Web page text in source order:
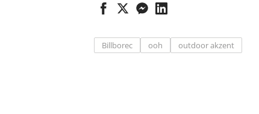
Billborec ooh outdoor akzent